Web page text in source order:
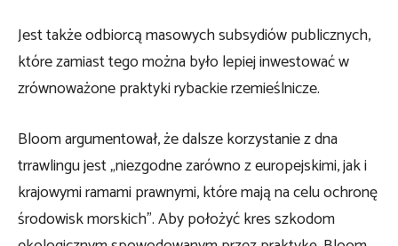
Jest także odbiorcą masowych subsydiów publicznych,
które zamiast tego można było lepiej inwestować w
zrównoważone praktyki rybackie rzemieślnicze.
Bloom argumentował, że dalsze korzystanie z dna
trrawlingu jest „niezgodne zarówno z europejskimi, jak i
krajowymi ramami prawnymi, które mają na celu ochronę
środowisk morskich”. Aby położyć kres szkodom